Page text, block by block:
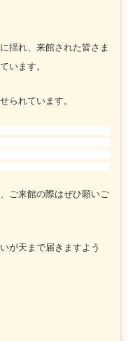
揺れ、来館された皆さま
います。
られています。
ご来館の際はぜひ願いご
が天まで届きますよう